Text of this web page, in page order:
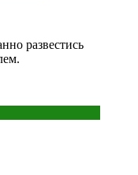
развестись